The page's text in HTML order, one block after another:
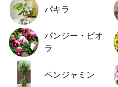
パキラ
パンジー・ビオ
ラ
ベンジャミン